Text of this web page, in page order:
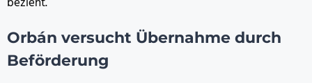
Orbán versucht Übernahme durch
Beförderung